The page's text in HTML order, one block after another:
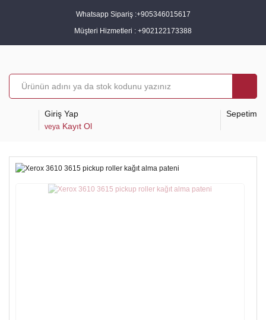
Whatsapp Sipariş :+905346015617
Müşteri Hizmetleri : +902122173388
Giriş Yap
veya Kayıt Ol
Sepetim